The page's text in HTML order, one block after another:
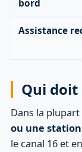
bord
Assistance
Qui doit
Dans la
ou une station
le canal 16 et